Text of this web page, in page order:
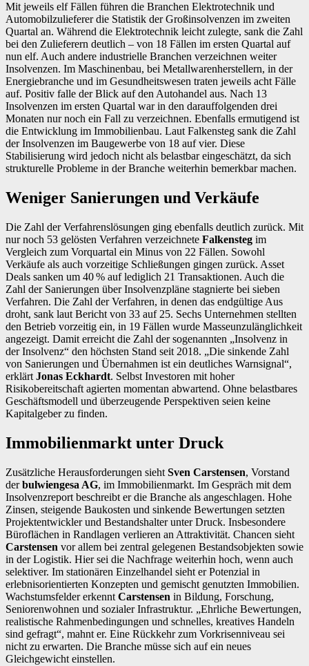
Mit jeweils elf Fällen führen die Branchen Elektrotechnik und
Automobilzulieferer die Statistik der Großinsolvenzen im zweiten
Quartal an. Während die Elektrotechnik leicht zulegte, sank die Zahl
bei den Zulieferern deutlich – von 18 Fällen im ersten Quartal auf
nun elf. Auch andere industrielle Branchen verzeichnen weiter
Insolvenzen. Im Maschinenbau, bei Metallwarenherstellern, in der
Energiebranche und im Gesundheitswesen traten jeweils acht Fälle
auf. Positiv falle der Blick auf den Autohandel aus. Nach 13
Insolvenzen im ersten Quartal war in den darauffolgenden drei
Monaten nur noch ein Fall zu verzeichnen. Ebenfalls ermutigend ist
die Entwicklung im Immobilienbau. Laut Falkensteg sank die Zahl
der Insolvenzen im Baugewerbe von 18 auf vier. Diese
Stabilisierung wird jedoch nicht als belastbar eingeschätzt, da sich
strukturelle Probleme in der Branche weiterhin bemerkbar machen.
Weniger Sanierungen und Verkäufe
Die Zahl der Verfahrenslösungen ging ebenfalls deutlich zurück. Mit
nur noch 53 gelösten Verfahren verzeichnete Falkensteg im
Vergleich zum Vorquartal ein Minus von 22 Fällen. Sowohl
Verkäufe als auch vorzeitige Schließungen gingen zurück. Asset
Deals sanken um 40 % auf lediglich 21 Transaktionen. Auch die
Zahl der Sanierungen über Insolvenzpläne stagnierte bei sieben
Verfahren. Die Zahl der Verfahren, in denen das endgültige Aus
droht, sank laut Bericht von 33 auf 25. Sechs Unternehmen stellten
den Betrieb vorzeitig ein, in 19 Fällen wurde Masseunzulänglichkeit
angezeigt. Damit erreicht die Zahl der sogenannten „Insolvenz in
der Insolvenz“ den höchsten Stand seit 2018. „Die sinkende Zahl
von Sanierungen und Übernahmen ist ein deutliches Warnsignal“,
erklärt Jonas Eckhardt. Selbst Investoren mit hoher
Risikobereitschaft agierten momentan abwartend. Ohne belastbares
Geschäftsmodell und überzeugende Perspektiven seien keine
Kapitalgeber zu finden.
Immobilienmarkt unter Druck
Zusätzliche Herausforderungen sieht Sven Carstensen, Vorstand
derbulwiengesa AG, im Immobilienmarkt. Im Gespräch mit dem
Insolvenzreport beschreibt er die Branche als angeschlagen. Hohe
Zinsen, steigende Baukosten und sinkende Bewertungen setzten
Projektentwickler und Bestandshalter unter Druck. Insbesondere
Büroflächen in Randlagen verlieren an Attraktivität. Chancen sieht
Carstensen vor allem bei zentral gelegenen Bestandsobjekten sowie
in der Logistik. Hier sei die Nachfrage weiterhin hoch, wenn auch
selektiver. Im stationären Einzelhandel sieht er Potenzial in
erlebnisorientierten Konzepten und gemischt genutzten Immobilien.
Wachstumsfelder erkennt Carstensen in Bildung, Forschung,
Seniorenwohnen und sozialer Infrastruktur. „Ehrliche Bewertungen,
realistische Rahmenbedingungen und schnelles, kreatives Handeln
sind gefragt“, mahnt er. Eine Rückkehr zum Vorkrisenniveau sei
nicht zu erwarten. Die Branche müsse sich auf ein neues
Gleichgewicht einstellen.